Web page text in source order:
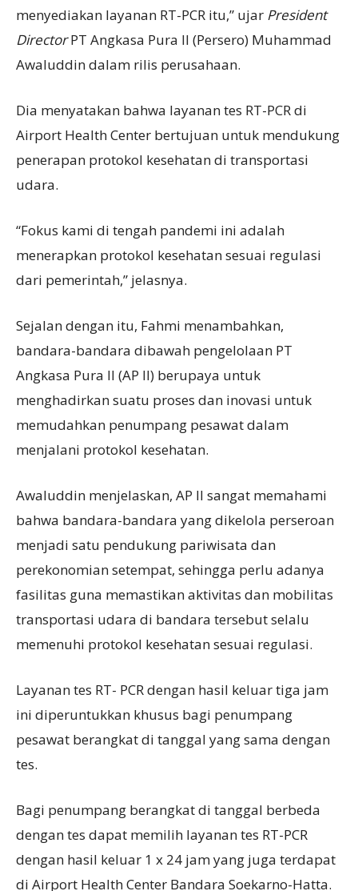
menyediakan layanan RT-PCR itu,” ujar President
DirectorPT Angkasa Pura II (Persero) Muhammad
Awaluddin dalam rilis perusahaan.
Dia menyatakan bahwa layanan tes RT-PCR di
Airport Health Center bertujuan untuk mendukung
penerapan protokol kesehatan di transportasi
udara.
“Fokus kami di tengah pandemi ini adalah
menerapkan protokol kesehatan sesuai regulasi
dari pemerintah,” jelasnya.
Sejalan dengan itu, Fahmi menambahkan,
bandara-bandara dibawah pengelolaan PT
Angkasa Pura II (AP II) berupaya untuk
menghadirkan suatu proses dan inovasi untuk
memudahkan penumpang pesawat dalam
menjalani protokol kesehatan.
Awaluddin menjelaskan, AP II sangat memahami
bahwa bandara-bandara yang dikelola perseroan
menjadi satu pendukung pariwisata dan
perekonomian setempat, sehingga perlu adanya
fasilitas guna memastikan aktivitas dan mobilitas
transportasi udara di bandara tersebut selalu
memenuhi protokol kesehatan sesuai regulasi.
Layanan tes RT- PCR dengan hasil keluar tiga jam
ini diperuntukkan khusus bagi penumpang
pesawat berangkat di tanggal yang sama dengan
tes.
Bagi penumpang berangkat di tanggal berbeda
dengan tes dapat memilih layanan tes RT-PCR
dengan hasil keluar 1 x 24 jam yang juga terdapat
di Airport Health Center Bandara Soekarno-Hatta.